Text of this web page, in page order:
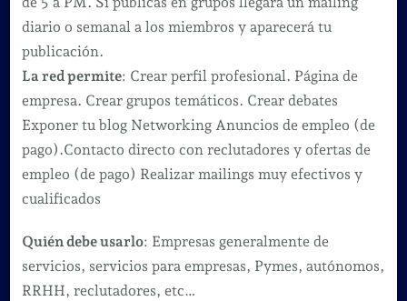
diario o semanal a los miembros y aparecerá tu
publicación.
La red permite: Crear perfil profesional. Página de
empresa. Crear grupos temáticos. Crear debates
Exponer tu blog Networking Anuncios de empleo (de
pago).Contacto directo con reclutadores y ofertas de
empleo (de pago) Realizar mailings muy efectivos y
cualificados
Quién debe usarlo: Empresas generalmente de
servicios, servicios para empresas, Pymes, autónomos,
RRHH, reclutadores, etc…